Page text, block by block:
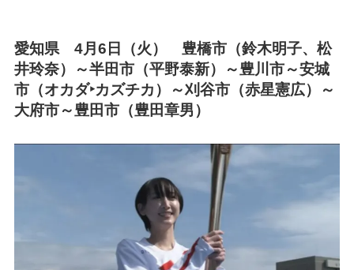
愛知県 4月6日（火） 豊橋市（鈴木明子、松
井玲奈）～半田市（平野泰新）～豊川市～安城
市（オカダ‣カズチカ）～刈谷市（赤星憲広）～
大府市～豊田市（豊田章男）